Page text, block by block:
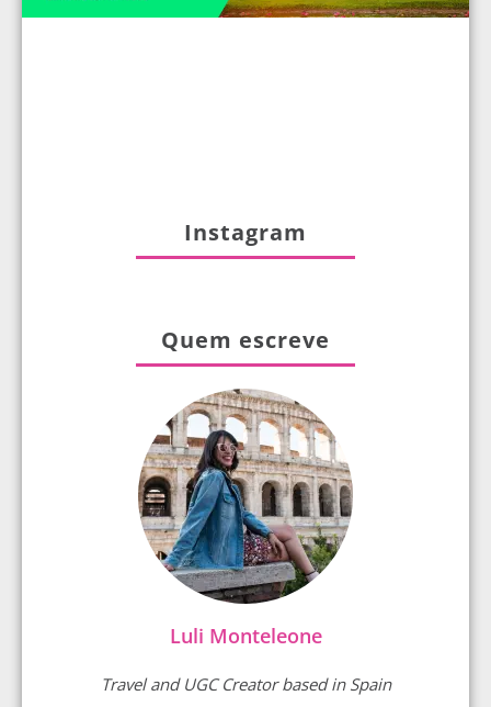
Instagram
Quem escreve
Luli Monteleone
Travel and UGC Creator based in Spain